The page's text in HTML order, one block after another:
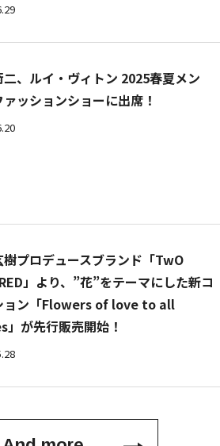
、ルイ・ヴィトン 2025春夏メン
ァッションショーに出席！
樹プロデュースブランド「TwO
」より、”花”をテーマにした新コ
ョン「Flowers of love to all
」が先行販売開始！